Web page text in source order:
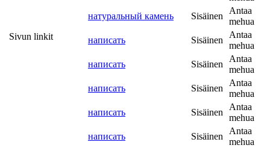
Sivun linkit
натуральный камень
Sisäinen
Antaa
mehua
написать
Sisäinen
Antaa
mehua
написать
Sisäinen
Antaa
mehua
написать
Sisäinen
Antaa
mehua
написать
Sisäinen
Antaa
mehua
написать
Sisäinen
Antaa
mehua